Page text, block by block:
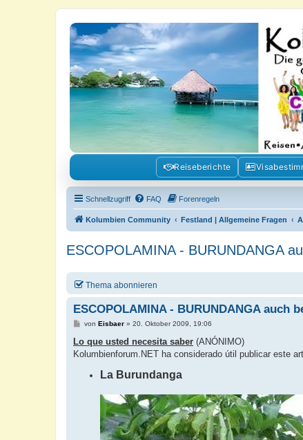
Kolumbienforum - Das grosse
Reisen, Auswandern, Kultur, Politik, Geschichte und Visum in
Reiseberichte
Schnellzugriff FAQ Forenregeln
Kolumbien Community Festland | Allgemeine Fragen
ESCOPOLAMINA - BURUNDANGA
Thema abonnieren
ESCOPOLAMINA - BURUNDANGA
B
i
t
r
von Eisbaer» 20. Oktober 2009, 19:06
Lo que usted necesita saber (ANÓNIMO)
Kolumbienforum.NET ha considerado útil publicar este
La Burundanga